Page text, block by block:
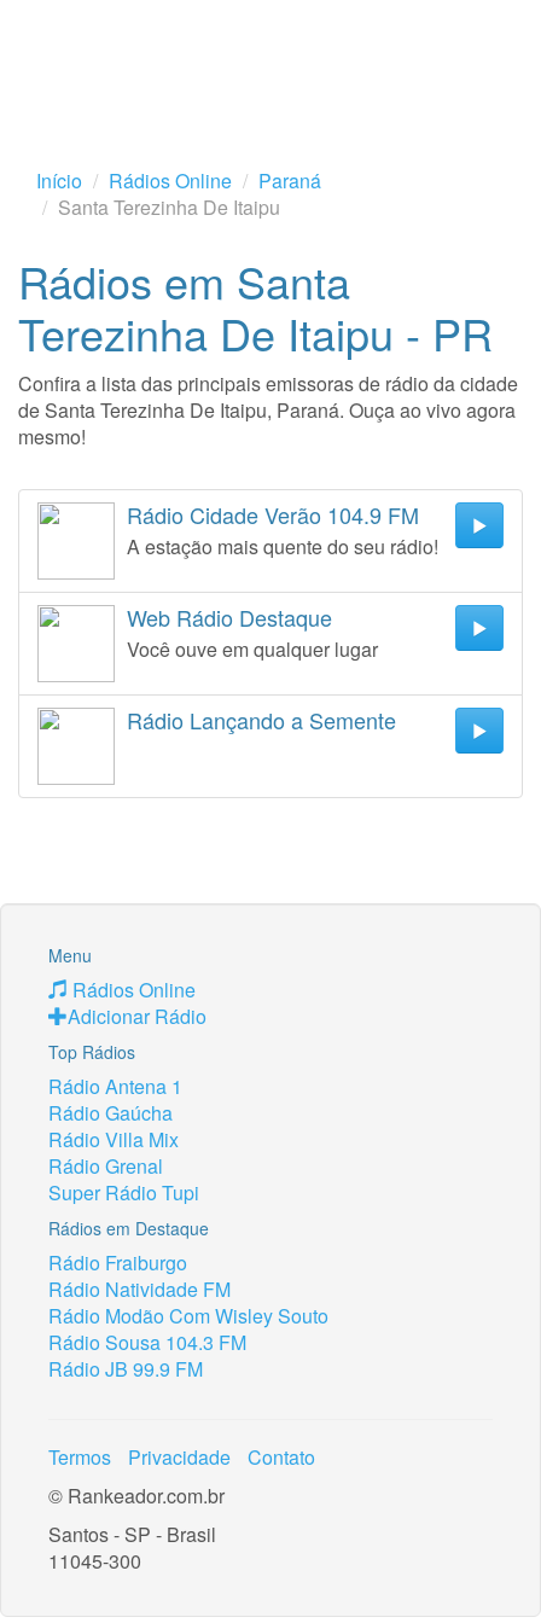
Início Rádios Online
Paraná
Santa Terezinha De Itaipu
Rádios em Santa
Terezinha De Itaipu - PR
Confira a lista das principais emissoras de rádio da cidade
de Santa Terezinha De Itaipu, Paraná. Ouça ao vivo agora
mesmo!
Rádio Cidade Verão 104.9 FM
A estação mais quente do seu rádio!
Web Rádio Destaque
Você ouve em qualquer lugar
Rádio Lançando a Semente
Menu
Rádios Online
Adicionar Rádio
Top Rádios
Rádio Antena 1
Rádio Gaúcha
Rádio Villa Mix
Rádio Grenal
Super Rádio Tupi
Rádios em Destaque
Rádio Fraiburgo
Rádio Natividade FM
Rádio Modão Com Wisley Souto
Rádio Sousa 104.3 FM
Rádio JB 99.9 FM
Termos Privacidade
Contato
© Rankeador.com.br
Santos - SP - Brasil
11045-300